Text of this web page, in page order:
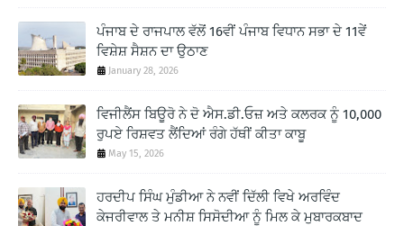
ਪੰਜਾਬ ਦੇ ਰਾਜਪਾਲ ਵੱਲੋਂ 16ਵੀਂ ਪੰਜਾਬ ਵਿਧਾਨ ਸਭਾ ਦੇ 11ਵੇਂ
ਵਿਸ਼ੇਸ਼ ਸੈਸ਼ਨ ਦਾ ਉਠਾਣ
January 28, 2026
ਵਿਜੀਲੈਂਸ ਬਿਊਰੋ ਨੇ ਦੋ ਐਸ.ਡੀ.ਓਜ਼ ਅਤੇ ਕਲਰਕ ਨੂੰ 10,000
ਰੁਪਏ ਰਿਸ਼ਵਤ ਲੈਂਦਿਆਂ ਰੰਗੇ ਹੱਥੀਂ ਕੀਤਾ ਕਾਬੂ
May 15, 2026
ਹਰਦੀਪ ਸਿੰਘ ਮੁੰਡੀਆ ਨੇ ਨਵੀਂ ਦਿੱਲੀ ਵਿਖੇ ਅਰਵਿੰਦ
ਕੇਜਰੀਵਾਲ ਤੇ ਮਨੀਸ਼ ਸਿਸੋਦੀਆ ਨੂੰ ਮਿਲ ਕੇ ਮੁਬਾਰਕਬਾਦ